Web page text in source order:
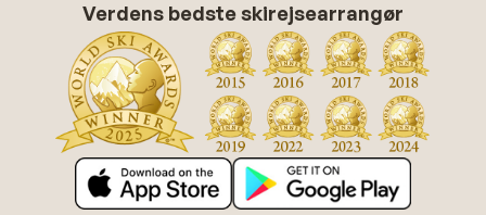
Verdens bedste skirejsearrangør